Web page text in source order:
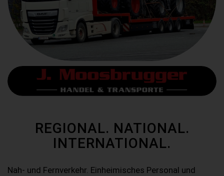
REGIONAL. NATIONAL.
INTERNATIONAL.
Nah- und Fernverkehr. Einheimisches Personal und